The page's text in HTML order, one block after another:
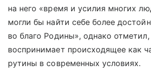
на него «время и усилия многих
могли бы найти себе более
во благо Родины», однако отметил,
воспринимает происходящее как
рутины в современных условиях.